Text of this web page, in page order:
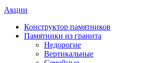
Акции
Конструктор памятников
Памятники из гранита
Недорогие
Вертикальные